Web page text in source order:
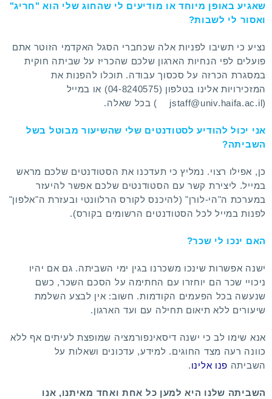
שאגיע באופן מיוחד או מודיעים לי שהחוג שלי הוא "חריג"
ואסור לי לשבות?
נציע כי תשיבו לפניות אלה שכחברי הסגל האקדמי הזוטר אתם
פועלים לפי הנחיות הארגון שלכם שהכריז על שביתה חוקית
במסגרת הכרזה על סכסוך עבודה. תוכלו להפנות את
המזכירויות אלינו בטלפון (04-8240575) או במייל
(
jstaff@univ.haifa.ac.il ) בכל שאלה.
אני יכול להודיע לסטודנטים שלי שהשיעור מבוטל בשל
השביתה?
כן, אפילו רצוי. נמליץ כי תעדכנו את הסטודנטים שלכם מראש
במייל. ליצירת קשר עם הסטודנטים שלכם אפשר להיעזר
במערכת ה"הי-לורן" (להיכנס לקורס הרלוונטי ובעזרת ה"אלפון"
לפנות במייל לכל הסטודנטים הרשומים בקורס).
האם ינכו לי שכר?
ישנה אפשרות שינכו משכרנו בגין ימי השביתה. גם אם יהיו
ניכויי שכר הם יוחזרו עם החתימה על הסכם השכר, כשם
שנעשה בכל הפעמים הקודמות. חשוב: אין לבצע השלמת
שיעורים ללא תיאום תחילה עם ועד הארגון.
אנא שימו לב כי ישנה דיסאינפורמציה שמופצת לעיתים אף ללא
כוונה רעה מצד החוגים. למידע, עדכונים ושאלות על
השביתה פנו אלינו.
השביתה שלנו היא למען כל אחת ואחד מאיתנו, אנו